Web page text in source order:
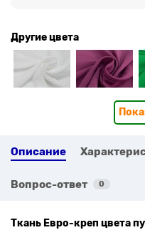
Другие цвета
Описание
Вопрос-ответ 0
Ткань Евро-креп цвета